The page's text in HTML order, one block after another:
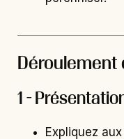
Déroulement
1 -
Expliquez